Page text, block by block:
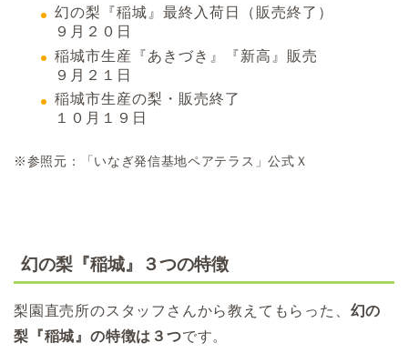
幻の梨『稲城』最終入荷日（販売終了）
９月２０日
稲城市生産『あきづき』『新高』販売
９月２１日
稲城市生産の梨・販売終了
１０月１９日
※参照元：「いなぎ発信基地ペアテラス」公式Ｘ
幻の梨『稲城』３つの特徴
梨園直売所のスタッフさんから教えてもらった、 幻の
梨『稲城』の特徴は３つです。